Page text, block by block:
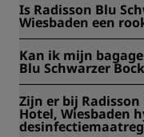
Wiesbaden is
Is Radisson Blu
Wiesbaden een
rookvrij hotel.
Kan ik mijn
Blu Schwarzer
Schwarzer Bock Hotel,
Zijn er bij
Hotel, Wiesbaden